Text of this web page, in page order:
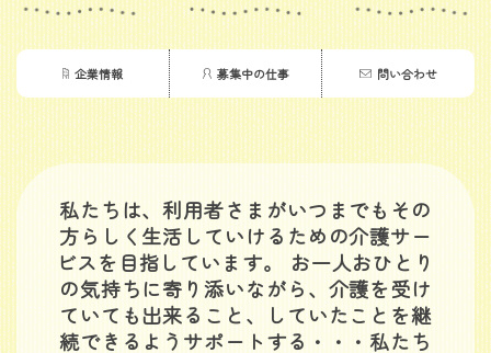
企業情報 募集中の仕事 問い合わせ
私たちは、利用者さまがいつまでもその
方らしく生活していけるための介護サー
ビスを目指しています。 お一人おひとり
の気持ちに寄り添いながら、介護を受け
ていても出来ること、していたことを継
続できるようサポートする・・・私たち